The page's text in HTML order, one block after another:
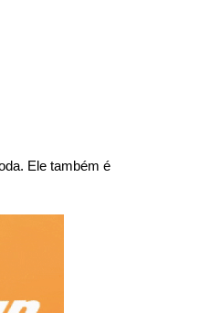
Ele também é